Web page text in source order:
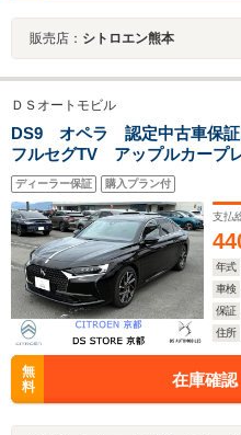
販売店： シトロエン熊本
ＤＳオートモビル
DS9 オペラ 認定中古車保
フルセグTV アップルカープ
対応 サンルーフ ナッパレザ
コ ETC
ディーラー保証 購入プラン付
支払
年式
車検
保証
住所
無
料
在庫確